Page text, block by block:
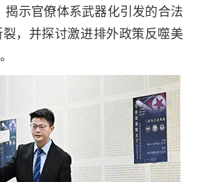
揭示官僚体系武器化引发的合法
，并探讨激进排外政策反噬美